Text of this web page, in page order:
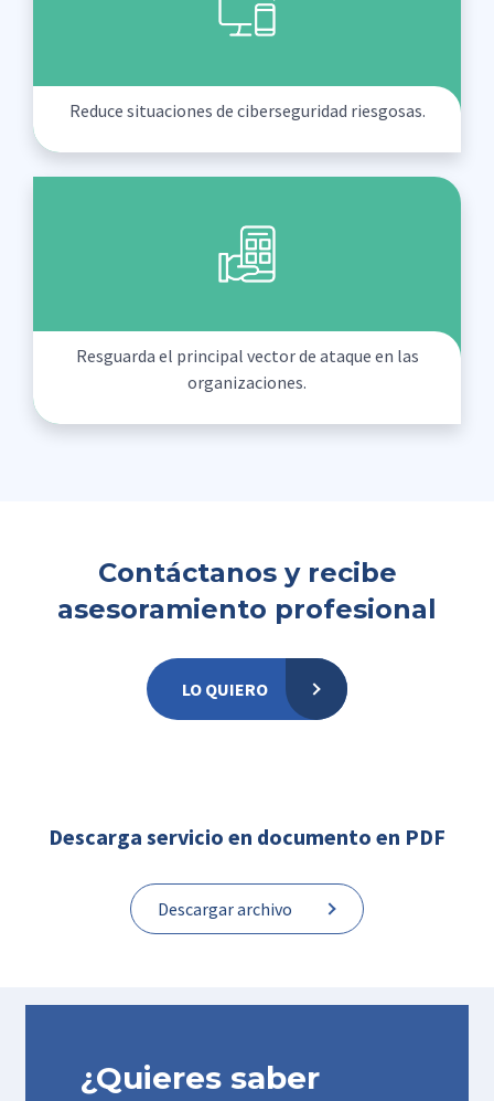
Reduce situaciones de ciberseguridad riesgosas.
Resguarda el principal vector de ataque en las
organizaciones.
Contáctanos y recibe
asesoramiento profesional
LO QUIERO
Descarga servicio en documento en PDF
Descargar archivo
¿Quieres saber